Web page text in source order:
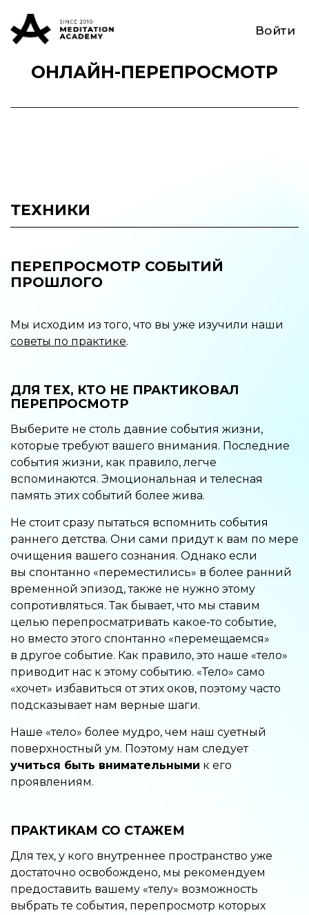
ОНЛАЙН-ПЕРЕПРОСМОТР
Войти
ТЕХНИКИ
ПЕРЕПРОСМОТР СОБЫТИЙ
ПРОШЛОГО
Мы исходим из того, что вы уже изучили наши
советы по практике.
ДЛЯ ТЕХ, КТО НЕ ПРАКТИКОВАЛ
ПЕРЕПРОСМОТР
Выберите не столь давние события жизни,
которые требуют вашего внимания. Последние
события жизни, как правило, легче
вспоминаются. Эмоциональная и телесная
память этих событий более жива.
Не стоит сразу пытаться вспомнить события
раннего детства. Они сами придут к вам по мере
очищения вашего сознания. Однако если
вы спонтанно «переместились» в более ранний
временной эпизод, также не нужно этому
сопротивляться. Так бывает, что мы ставим
целью перепросматривать какое-то событие,
но вместо этого спонтанно «перемещаемся»
в другое событие. Как правило, это наше «тело»
приводит нас к этому событию. «Тело» само
«хочет» избавиться от этих оков, поэтому часто
подсказывает нам верные шаги.
Наше «тело» более мудро, чем наш суетный
поверхностный ум. Поэтому нам следует
учиться быть внимательными к его
проявлениям.
ПРАКТИКАМ СО СТАЖЕМ
Для тех, у кого внутреннее пространство уже
достаточно освобождено, мы рекомендуем
предоставить вашему «телу» возможность
выбрать те события, перепросмотр которых